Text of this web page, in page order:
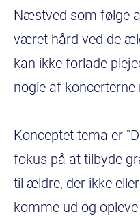
Næstved som følge
været hård ved de
kan ikke forlade
nogle af
Konceptet tema er
fokus på at tilbyde
til ældre, der ikke
komme ud og opleve